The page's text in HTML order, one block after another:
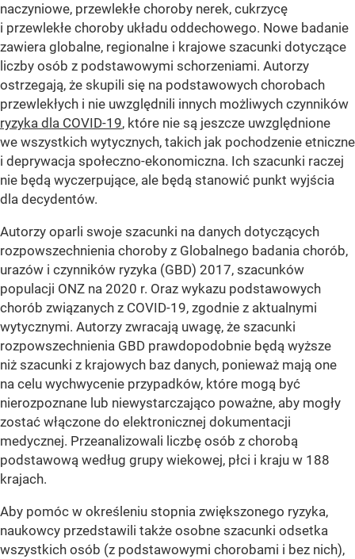
naczyniowe, przewlekłe choroby nerek, cukrzycę
i przewlekłe choroby układu oddechowego. Nowe badanie
zawiera globalne, regionalne i krajowe szacunki dotyczące
liczby osób z podstawowymi schorzeniami. Autorzy
ostrzegają, że skupili się na podstawowych chorobach
przewlekłych i nie uwzględnili innych możliwych czynników
ryzyka dla COVID-19, które nie są jeszcze uwzględnione
we wszystkich wytycznych, takich jak pochodzenie etniczne
i deprywacja społeczno-ekonomiczna. Ich szacunki raczej
nie będą wyczerpujące, ale będą stanowić punkt wyjścia
dla decydentów.
Autorzy oparli swoje szacunki na danych dotyczących
rozpowszechnienia choroby z Globalnego badania chorób,
urazów i czynników ryzyka (GBD) 2017, szacunków
populacji ONZ na 2020 r. Oraz wykazu podstawowych
chorób związanych z COVID-19, zgodnie z aktualnymi
wytycznymi. Autorzy zwracają uwagę, że szacunki
rozpowszechnienia GBD prawdopodobnie będą wyższe
niż szacunki z krajowych baz danych, ponieważ mają one
na celu wychwycenie przypadków, które mogą być
nierozpoznane lub niewystarczająco poważne, aby mogły
zostać włączone do elektronicznej dokumentacji
medycznej. Przeanalizowali liczbę osób z chorobą
podstawową według grupy wiekowej, płci i kraju w 188
krajach.
Aby pomóc w określeniu stopnia zwiększonego ryzyka,
naukowcy przedstawili także osobne szacunki odsetka
wszystkich osób (z podstawowymi chorobami i bez nich),